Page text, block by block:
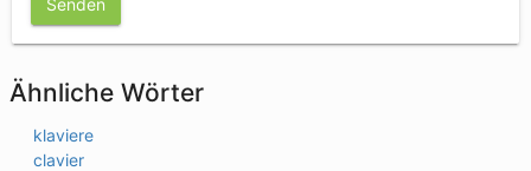
Senden
Ähnliche Wörter
klaviere
clavier